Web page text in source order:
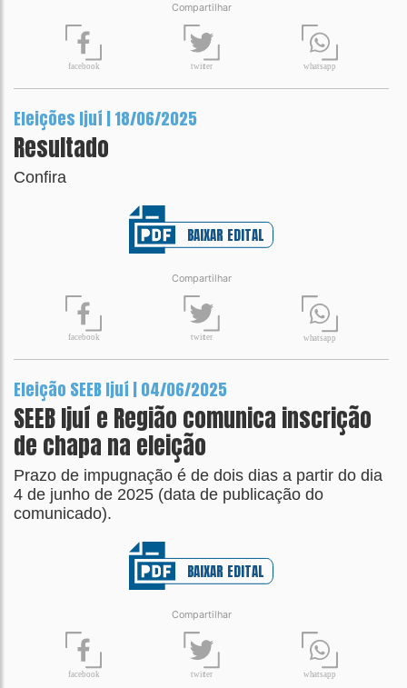
Compartilhar
facebook twitter whatsapp
Eleições Ijuí | 18/06/2025
Resultado
Confira
BAIXAR EDITAL
Compartilhar
facebook twitter whatsapp
Eleição SEEB Ijuí | 04/06/2025
SEEB Ijuí e Região comunica inscrição
de chapa na eleição
Prazo de impugnação é de dois dias a partir do dia
4 de junho de 2025 (data de publicação do
comunicado).
BAIXAR EDITAL
Compartilhar
facebook twitter whatsapp